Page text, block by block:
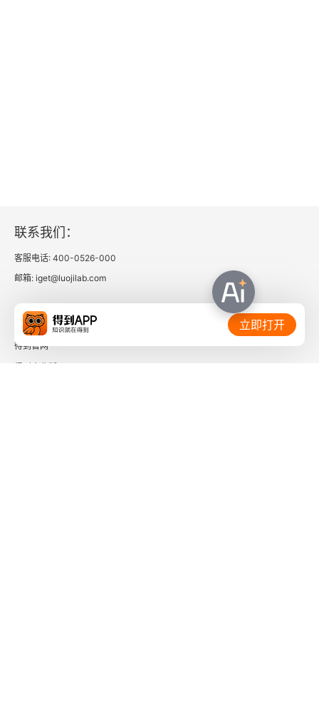
联系我们：
客服电话: 400-0526-000
邮箱: iget@luojilab.com
相关链接：
得到官网
立即打开